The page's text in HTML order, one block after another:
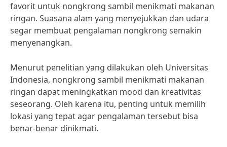
favorit untuk nongkrong sambil menikmati makanan
ringan. Suasana alam yang menyejukkan dan udara
segar membuat pengalaman nongkrong semakin
menyenangkan.
Menurut penelitian yang dilakukan oleh Universitas
Indonesia, nongkrong sambil menikmati makanan
ringan dapat meningkatkan mood dan kreativitas
seseorang. Oleh karena itu, penting untuk memilih
lokasi yang tepat agar pengalaman tersebut bisa
benar-benar dinikmati.